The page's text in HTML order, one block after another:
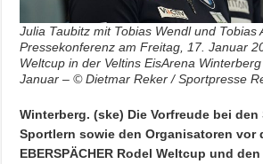
Julia Taubitz mit Tobias Wendl und Tobias
Pressekonferenz am Freitag, 17. Januar
Weltcup in der Veltins EisArena
Januar – © Dietmar Reker / Sportpresse
Winterberg. (ske) Die Vorfreude bei
Sportlern sowie den Organisatoren vor
EBERSPÄCHER Rodel Weltcup und den